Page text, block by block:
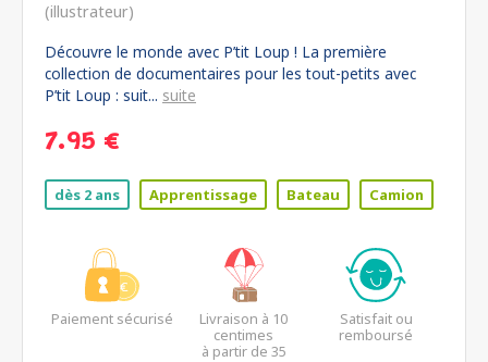
(illustrateur)
Découvre le monde avec P’tit Loup ! La première
collection de documentaires pour les tout-petits avec
P’tit Loup : suit... suite
7.95 €
dès 2 ans Apprentissage Bateau Camion
Paiement sécurisé
Livraison à 10
centimes
à partir de 35
Satisfait ou
remboursé